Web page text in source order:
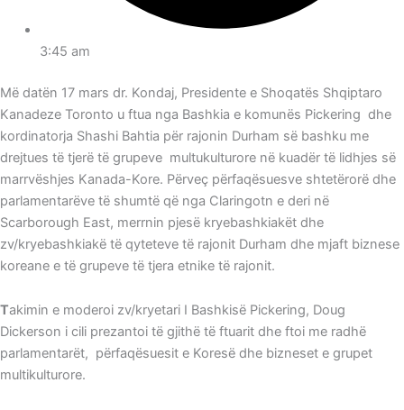
3:45 am
Më datën 17 mars dr. Kondaj, Presidente e Shoqatës Shqiptaro
Kanadeze Toronto u ftua nga Bashkia e komunës Pickering dhe
kordinatorja Shashi Bahtia për rajonin Durham së bashku me
drejtues të tjerë të grupeve multukulturore në kuadër të lidhjes së
marrvëshjes Kanada-Kore. Përveç përfaqësuesve shtetërorë dhe
parlamentarëve të shumtë që nga Claringotn e deri në
Scarborough East, merrnin pjesë kryebashkiakët dhe
zv/kryebashkiakë të qyteteve të rajonit Durham dhe mjaft biznese
koreane e të grupeve të tjera etnike të rajonit.
Takimin e moderoi zv/kryetari I Bashkisë Pickering, Doug
Dickerson i cili prezantoi të gjithë të ftuarit dhe ftoi me radhë
parlamentarët, përfaqësuesit e Koresë dhe bizneset e grupet
multikulturore.